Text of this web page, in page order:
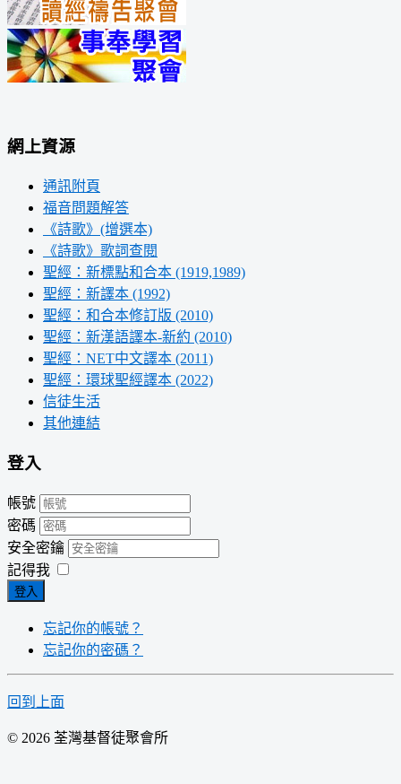
網上資源
通訊附頁
福音問題解答
《詩歌》(增選本)
《詩歌》歌詞查閱
聖經：新標點和合本 (1919,1989)
聖經：新譯本 (1992)
聖經：和合本修訂版 (2010)
聖經：新漢語譯本-新約 (2010)
聖經：NET中文譯本 (2011)
聖經：環球聖經譯本 (2022)
信徒生活
其他連結
登入
帳號
密碼
安全密鑰
記得我
登入
忘記你的帳號？
忘記你的密碼？
回到上面
© 2026 荃灣基督徒聚會所